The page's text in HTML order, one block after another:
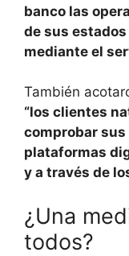
banco las
de sus
mediante el
También
“los clientes
comprobar sus
plataformas
y a través de
¿Una
todos?